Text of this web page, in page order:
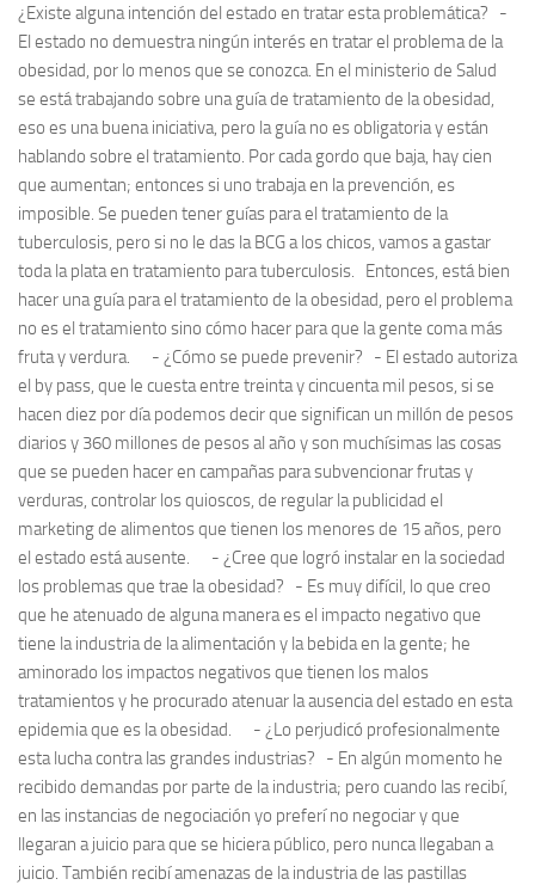
¿Existe alguna intención del estado en tratar esta problemática? -
El estado no demuestra ningún interés en tratar el problema de la
obesidad, por lo menos que se conozca. En el ministerio de Salud
se está trabajando sobre una guía de tratamiento de la obesidad,
eso es una buena iniciativa, pero la guía no es obligatoria y están
hablando sobre el tratamiento. Por cada gordo que baja, hay cien
que aumentan; entonces si uno trabaja en la prevención, es
imposible. Se pueden tener guías para el tratamiento de la
tuberculosis, pero si no le das la BCG a los chicos, vamos a gastar
toda la plata en tratamiento para tuberculosis. Entonces, está bien
hacer una guía para el tratamiento de la obesidad, pero el problema
no es el tratamiento sino cómo hacer para que la gente coma más
fruta y verdura. - ¿Cómo se puede prevenir? - El estado autoriza
el by pass, que le cuesta entre treinta y cincuenta mil pesos, si se
hacen diez por día podemos decir que significan un millón de pesos
diarios y 360 millones de pesos al año y son muchísimas las cosas
que se pueden hacer en campañas para subvencionar frutas y
verduras, controlar los quioscos, de regular la publicidad el
marketing de alimentos que tienen los menores de 15 años, pero
el estado está ausente. - ¿Cree que logró instalar en la sociedad
los problemas que trae la obesidad? - Es muy difícil, lo que creo
que he atenuado de alguna manera es el impacto negativo que
tiene la industria de la alimentación y la bebida en la gente; he
aminorado los impactos negativos que tienen los malos
tratamientos y he procurado atenuar la ausencia del estado en esta
epidemia que es la obesidad. - ¿Lo perjudicó profesionalmente
esta lucha contra las grandes industrias? - En algún momento he
recibido demandas por parte de la industria; pero cuando las recibí,
en las instancias de negociación yo preferí no negociar y que
llegaran a juicio para que se hiciera público, pero nunca llegaban a
juicio. También recibí amenazas de la industria de las pastillas